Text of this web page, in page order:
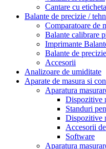
Cantare cu
Balante de precizie /
Comparatoare de
Balante calibrare
Imprimante
Balante de
Accesorii
Analizoare de umiditate
Aparate de masura si
Aparatura
Dispozitive
Standuri
Dispozitive
Accesorii
Software
Aparatura